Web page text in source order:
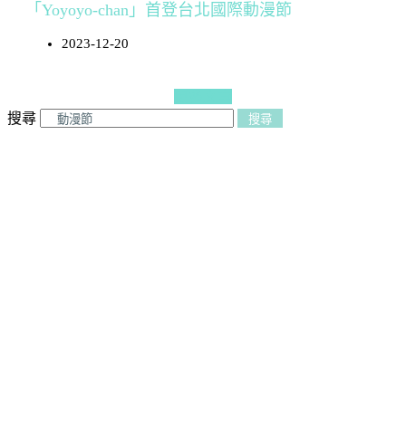
「Yoyoyo-chan」首登台北國際動漫節
2023-12-20
搜尋
搜尋